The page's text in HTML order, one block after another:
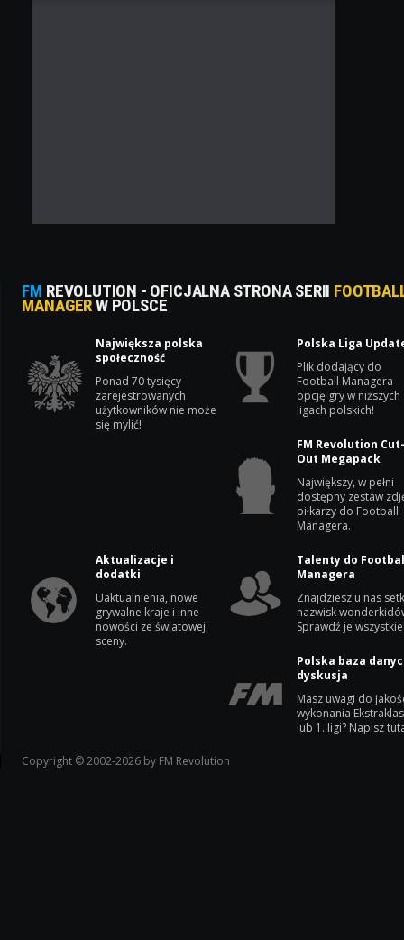
FM REVOLUTION - OFICJALNA STRONA SERII
MANAGERW POLSCE
Największa polska
społeczność
Ponad 70 tysięcy
zarejestrowanych
użytkowników nie może
się mylić!
Polska Liga
Plik dodający do
Football Managera
opcję gry w niższych
ligach polskich!
FM Revolution
Out Megapack
Największy, w pełni
dostępny zestaw
piłkarzy do Football
Managera.
Aktualizacje i
dodatki
Uaktualnienia, nowe
grywalne kraje i inne
nowości ze światowej
sceny.
Talenty do
Managera
Znajdziesz u nas
nazwisk
Sprawdź je
Polska baza
dyskusja
Masz uwagi do
wykonania
lub 1. ligi? Napisz
Copyright © 2002-2026 by FM Revolution